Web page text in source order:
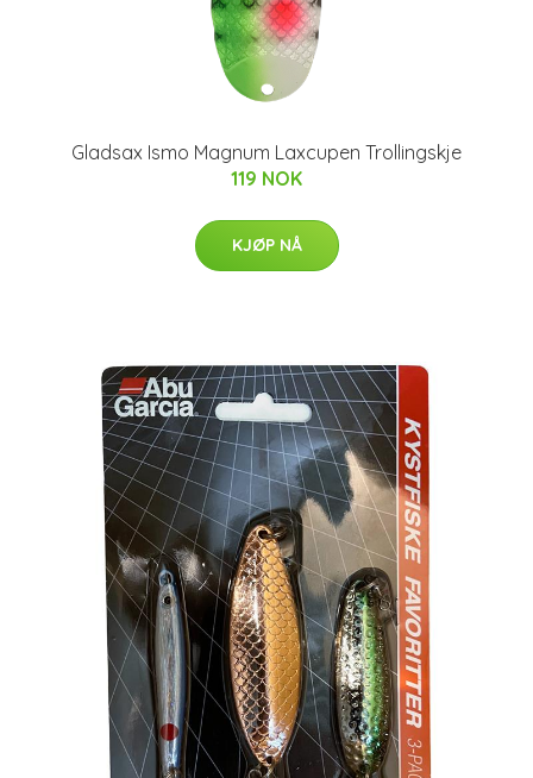
Gladsax Ismo Magnum Laxcupen Trollingskje
119 NOK
KJØP NÅ